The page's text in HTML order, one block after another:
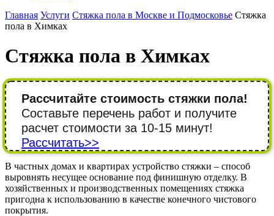
Главная Услуги Стяжка пола в Москве и Подмосковье Стяжка
пола в Химках
Стяжка пола в Химках
Рассчитайте стоимость стяжки пола!
Составьте перечень работ и получите
расчет стоимости за 10-15 минут!
Рассчитать>>
В частных домах и квартирах устройство стяжки – способ
выровнять несущее основание под финишную отделку. В
хозяйственных и производственных помещениях стяжка
пригодна к использованию в качестве конечного чистового
покрытия.